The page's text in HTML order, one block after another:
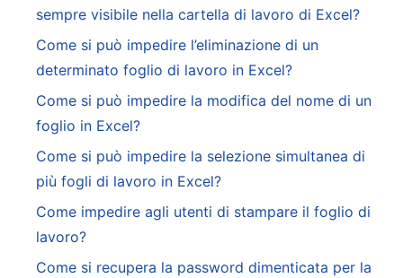
sempre visibile nella cartella di lavoro di Excel?
Come si può impedire l’eliminazione di un
determinato foglio di lavoro in Excel?
Come si può impedire la modifica del nome di un
foglio in Excel?
Come si può impedire la selezione simultanea di
più fogli di lavoro in Excel?
Come impedire agli utenti di stampare il foglio di
lavoro?
Come si recupera la password dimenticata per la